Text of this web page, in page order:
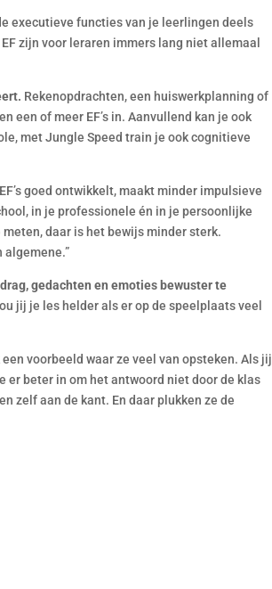
executieve functies van je leerlingen deels
zijn voor leraren immers lang niet allemaal
Rekenopdrachten, een huiswerkplanning of
of meer EF’s in. Aanvullend kan je ook
met Jungle Speed train je ook cognitieve
goed ontwikkelt, maakt minder impulsieve
in je professionele én in je persoonlijke
daar is het bewijs minder sterk.
gedachten en emoties bewuster te
jij je les helder als er op de speelplaats veel
voorbeeld waar ze veel van opsteken. Als jij
er beter in om het antwoord niet door de klas
zelf aan de kant. En daar plukken ze de